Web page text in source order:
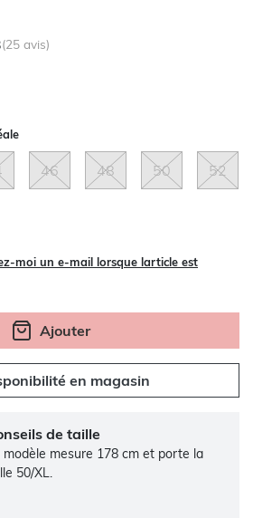
(25 avis)
46 48 50 52
moi un e-mail lorsque larticle est
Ajouter
en magasin
de taille
modèle mesure 178 cm et porte la
50/XL.